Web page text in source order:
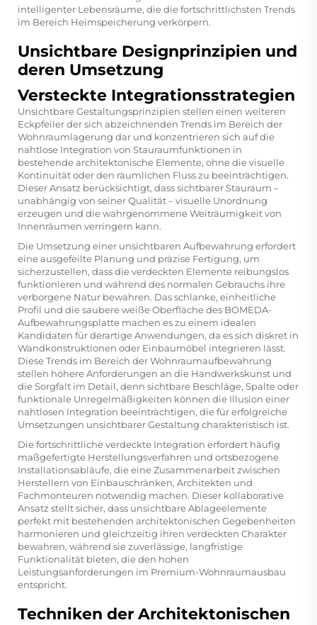
intelligenter Lebensräume, die die fortschrittlichsten Trends
im Bereich Heimspeicherung verkörpern.
Unsichtbare Designprinzipien und
deren Umsetzung
Versteckte Integrationsstrategien
Unsichtbare Gestaltungsprinzipien stellen einen weiteren
Eckpfeiler der sich abzeichnenden Trends im Bereich der
Wohnraumlagerung dar und konzentrieren sich auf die
nahtlose Integration von Stauraumfunktionen in
bestehende architektonische Elemente, ohne die visuelle
Kontinuität oder den räumlichen Fluss zu beeinträchtigen.
Dieser Ansatz berücksichtigt, dass sichtbarer Stauraum –
unabhängig von seiner Qualität – visuelle Unordnung
erzeugen und die wahrgenommene Weiträumigkeit von
Innenräumen verringern kann.
Die Umsetzung einer unsichtbaren Aufbewahrung erfordert
eine ausgefeilte Planung und präzise Fertigung, um
sicherzustellen, dass die verdeckten Elemente reibungslos
funktionieren und während des normalen Gebrauchs ihre
verborgene Natur bewahren. Das schlanke, einheitliche
Profil und die saubere weiße Oberfläche des BOMEDA-
Aufbewahrungsplatte machen es zu einem idealen
Kandidaten für derartige Anwendungen, da es sich diskret in
Wandkonstruktionen oder Einbaumöbel integrieren lässt.
Diese Trends im Bereich der Wohnraumaufbewahrung
stellen höhere Anforderungen an die Handwerkskunst und
die Sorgfalt im Detail, denn sichtbare Beschläge, Spalte oder
funktionale Unregelmäßigkeiten können die Illusion einer
nahtlosen Integration beeinträchtigen, die für erfolgreiche
Umsetzungen unsichtbarer Gestaltung charakteristisch ist.
Die fortschrittliche verdeckte Integration erfordert häufig
maßgefertigte Herstellungsverfahren und ortsbezogene
Installationsabläufe, die eine Zusammenarbeit zwischen
Herstellern von Einbauschränken, Architekten und
Fachmonteuren notwendig machen. Dieser kollaborative
Ansatz stellt sicher, dass unsichtbare Ablageelemente
perfekt mit bestehenden architektonischen Gegebenheiten
harmonieren und gleichzeitig ihren verdeckten Charakter
bewahren, während sie zuverlässige, langfristige
Funktionalität bieten, die den hohen
Leistungsanforderungen im Premium-Wohnraumausbau
entspricht.
Techniken der Architektonischen